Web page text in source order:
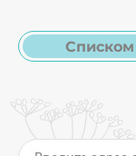
Списком